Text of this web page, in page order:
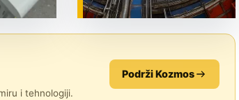
i tehnologiji.
Podrži Kozmos